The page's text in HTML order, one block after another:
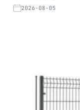
2026-08-05